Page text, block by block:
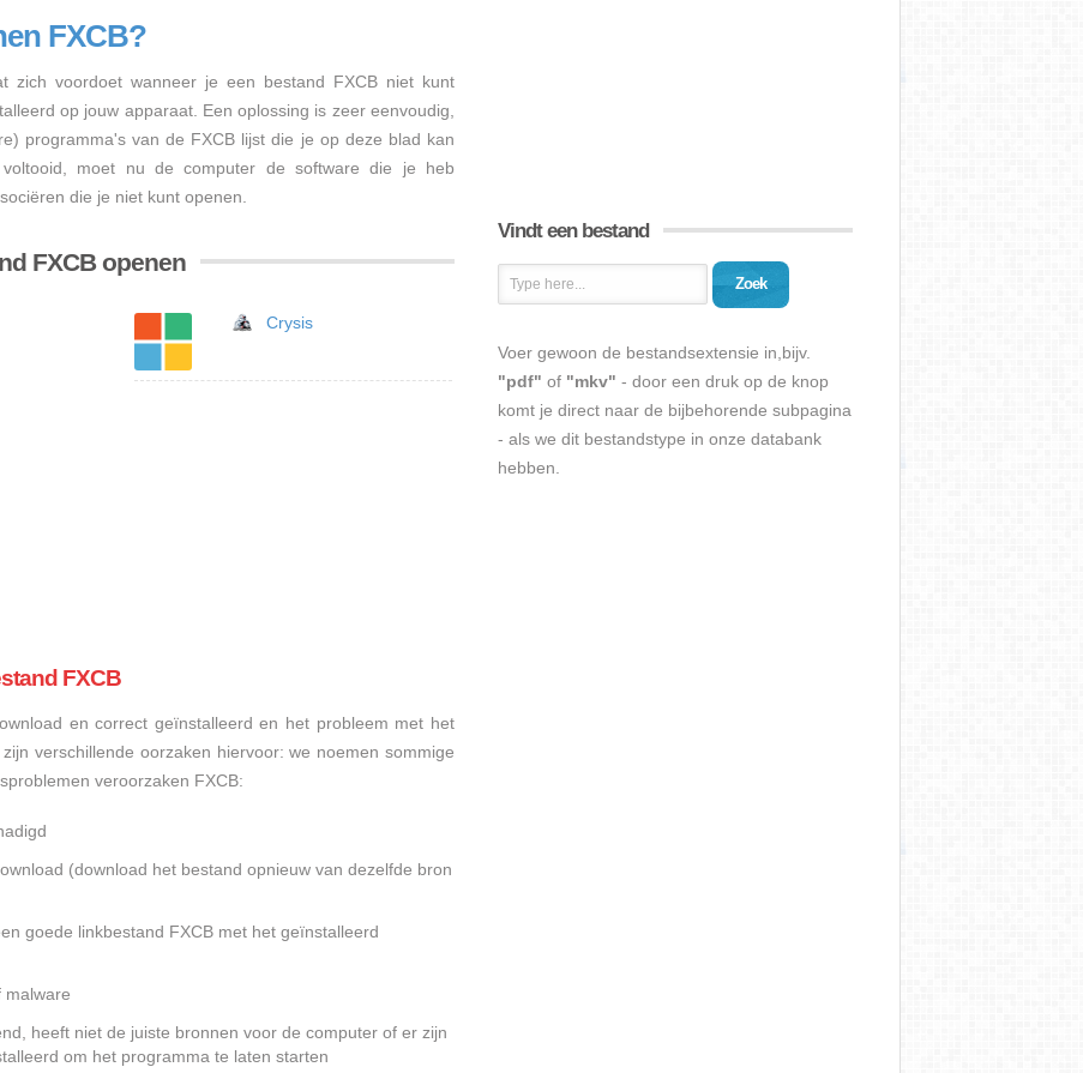
FXCB?
zich voordoet wanneer je een bestand FXCB niet kunt
op jouw apparaat. Een oplossing is zeer eenvoudig,
programma's van de FXCB lijst die je op deze blad kan
moet nu de computer de software die je heb
die je niet kunt openen.
FXCB openen
Crysis
FXCB
en correct geïnstalleerd en het probleem met het
verschillende oorzaken hiervoor: we noemen sommige
veroorzaken FXCB:
(download het bestand opnieuw van dezelfde bron
goede linkbestand FXCB met het geïnstalleerd
malware
heeft niet de juiste bronnen voor de computer of er zijn
om het programma te laten starten
Vindt een bestand
Zoek
Voer gewoon de bestandsextensie in,bijv.
"pdf" of "mkv" - door een druk op de knop
komt je direct naar de bijbehorende subpagina
- als we dit bestandstype in onze databank
hebben.